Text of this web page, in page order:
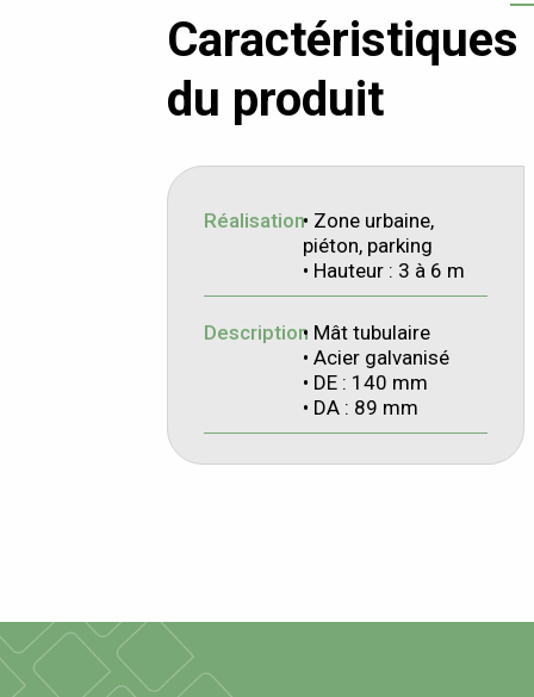
Caractéristiques
du produit
Réalisation• Zone urbaine,
piéton, parking
• Hauteur : 3 à 6 m
Description• Mât tubulaire
• Acier galvanisé
• DE : 140 mm
• DA : 89 mm